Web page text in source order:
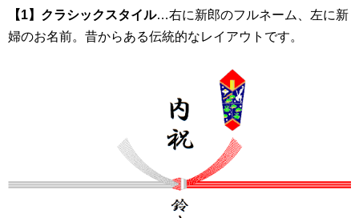
【1】クラシックスタイル…右に新郎のフルネーム、左に新
婦のお名前。昔からある伝統的なレイアウトです。